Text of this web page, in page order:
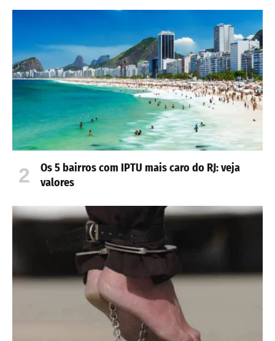
Os 5 bairros com IPTU mais caro do RJ: veja
valores